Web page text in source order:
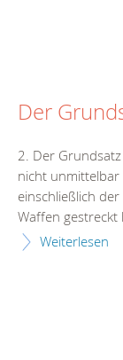
Der
2. Der
nicht unmittelbar
einschließlich
Waffen gestreckt
Weiterlesen